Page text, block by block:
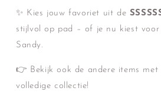
✨ Kies jouw favoriet uit de
stijlvol op pad – of je nu kiest voor
Sandy.
👉 Bekijk ook de andere items
volledige collectie!